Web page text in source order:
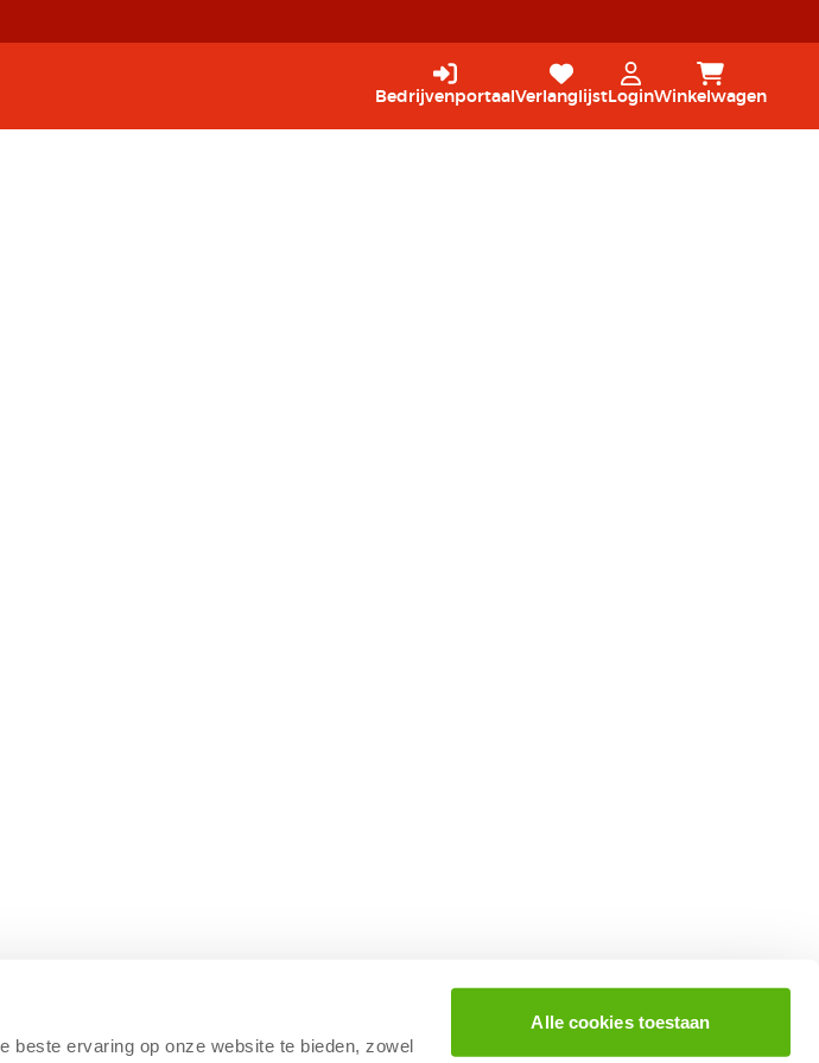
beste ervaring op onze website te bieden, zowel
Alle cookies toestaan
Bedrijvenportaal Verlanglijst LoginWinkelwagen